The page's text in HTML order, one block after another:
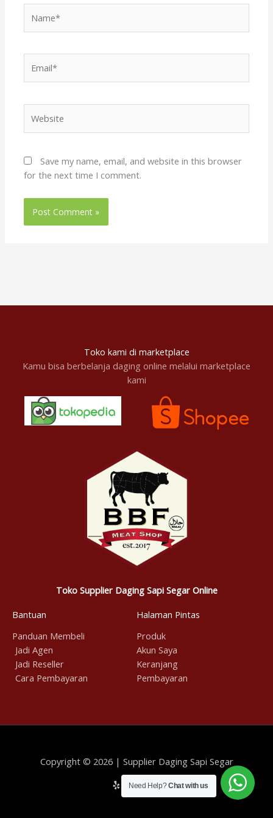
Save my name, email, and website in this browser
for the next time I comment.
Toko kami di marketplace
Kamu bisa berbelanja daging online melalui marketplace
kami
Toko Supplier Daging Sapi Segar Online
Bantuan
Panduan Membeli
Jadi Agen
Jadi Reseller
Cara Pembayaran
Halaman Pintas
Produk
Akun Saya
Keranjang
Pembayaran
Copyright © 2026 | Supplier Daging Sapi Segar
Need Help?Chat with us